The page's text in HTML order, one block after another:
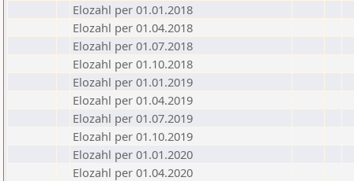
Elozahl per 01.01.2018
Elozahl per 01.04.2018
Elozahl per 01.07.2018
Elozahl per 01.10.2018
Elozahl per 01.01.2019
Elozahl per 01.04.2019
Elozahl per 01.07.2019
Elozahl per 01.10.2019
Elozahl per 01.01.2020
Elozahl per 01.04.2020